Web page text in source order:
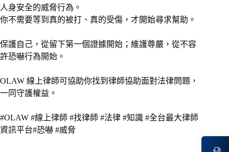
人身安全的威脅行為。
你不需要等到真的被打、真的受傷，才開始尋求幫助。
保護自己，從留下第一個證據開始；維護尊嚴，從不容
許恐嚇行為開始。
OLAW 線上律師可協助你找到律師協助面對法律問題，
一同守護權益。
#OLAW #線上律師 #找律師 #法律 #知識 #全台最大律師
資訊平台#恐嚇 #威脅